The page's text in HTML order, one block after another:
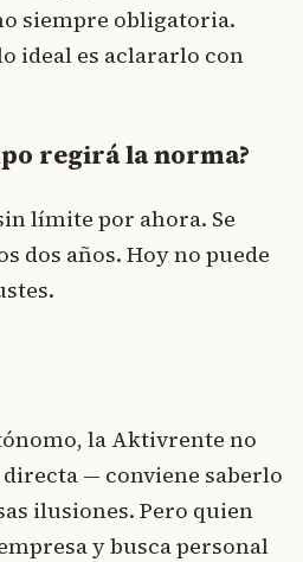
siempre obligatoria.
ideal es aclararlo con
regirá la norma?
límite por ahora. Se
dos años. Hoy no puede
la Aktivrente no
— conviene saberlo
ilusiones. Pero quien
y busca personal